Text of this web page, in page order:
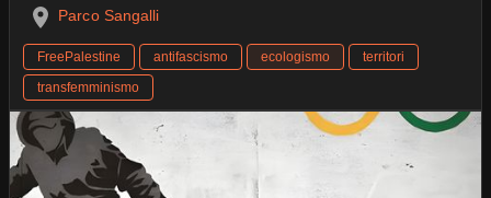
Parco Sangalli
FreePalestine antifascismo ecologismo
territori
transfemminismo